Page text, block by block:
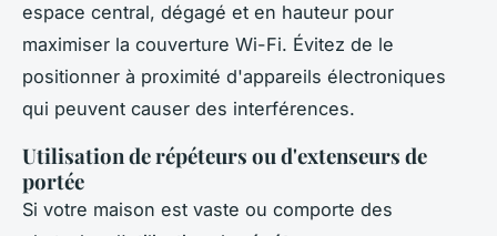
espace central, dégagé et en hauteur pour
maximiser la couverture Wi-Fi. Évitez de le
positionner à proximité d'appareils électroniques
qui peuvent causer des interférences.
Utilisation de répéteurs ou d'extenseurs de
portée
Si votre maison est vaste ou comporte des